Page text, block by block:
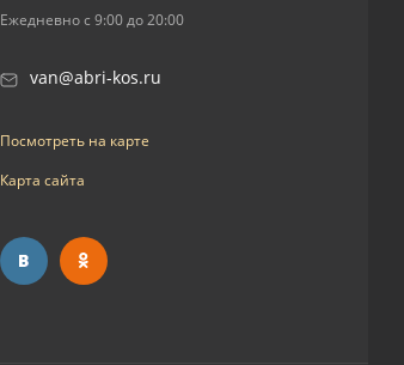
Ежедневно с 9:00 до 20:00
van@abri-kos.ru
Посмотреть на карте
Карта сайта